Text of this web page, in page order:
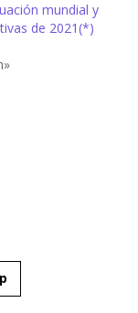
mundial y
de 2021(*)